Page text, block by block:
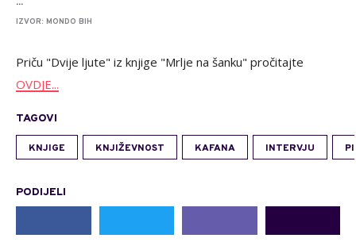
IZVOR: MONDO BIH
Priču "Dvije ljute" iz knjige "Mrlje na šanku" pročitajte
OVDJE...
TAGOVI
KNJIGE KNJIŽEVNOST KAFANA INTERVJU
PODIJELI